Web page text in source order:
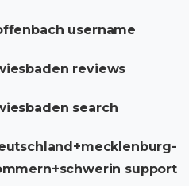
username
reviews
search
support